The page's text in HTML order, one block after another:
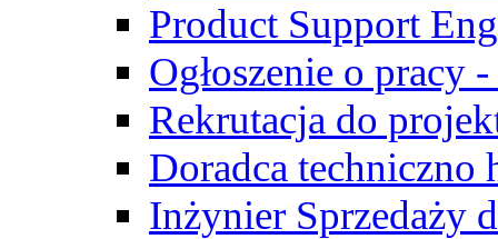
Product Support
Ogłoszenie o pracy
Rekrutacja do
Doradca techniczno
Inżynier Sprzedaży